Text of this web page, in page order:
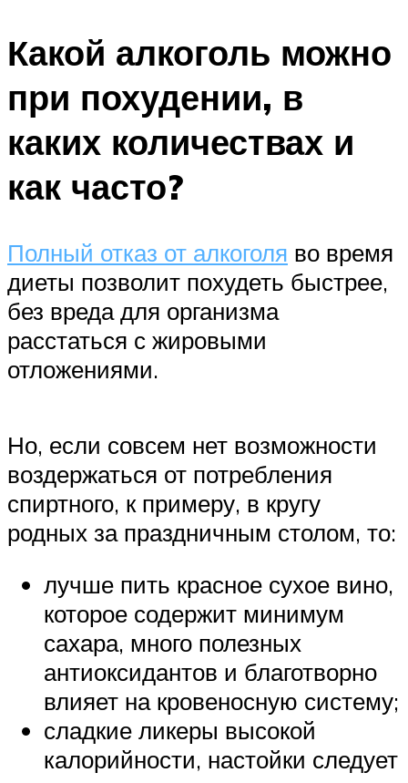
ОЧИСТКА БАССЕЙНОВ
Какой алкоголь можно
при похудении, в
каких количествах и
как часто?
Полный отказ от алкоголя во время
диеты позволит похудеть быстрее,
без вреда для организма
расстаться с жировыми
отложениями.
Но, если совсем нет возможности
воздержаться от потребления
спиртного, к примеру, в кругу
родных за праздничным столом, то:
лучше пить красное сухое вино,
которое содержит минимум
сахара, много полезных
антиоксидантов и благотворно
влияет на кровеносную систему;
сладкие ликеры высокой
калорийности, настойки следует